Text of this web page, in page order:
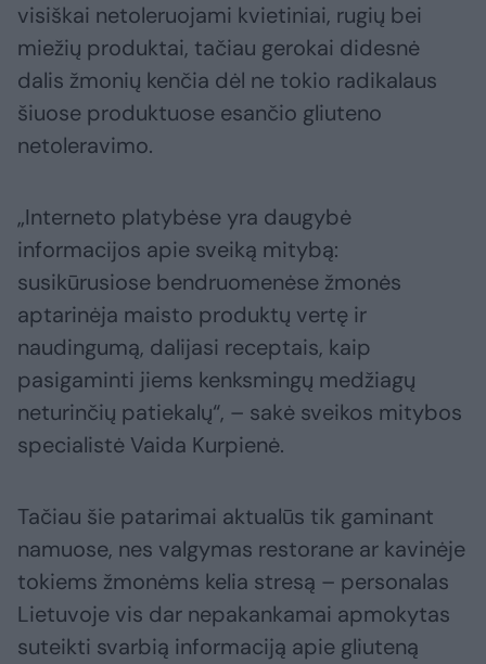
visiškai netoleruojami kvietiniai, rugių bei
miežių produktai, tačiau gerokai didesnė
dalis žmonių kenčia dėl ne tokio radikalaus
šiuose produktuose esančio gliuteno
netoleravimo.
„Interneto platybėse yra daugybė
informacijos apie sveiką mitybą:
susikūrusiose bendruomenėse žmonės
aptarinėja maisto produktų vertę ir
naudingumą, dalijasi receptais, kaip
pasigaminti jiems kenksmingų medžiagų
neturinčių patiekalų“, – sakė sveikos mitybos
specialistė Vaida Kurpienė.
Tačiau šie patarimai aktualūs tik gaminant
namuose, nes valgymas restorane ar kavinėje
tokiems žmonėms kelia stresą – personalas
Lietuvoje vis dar nepakankamai apmokytas
suteikti svarbią informaciją apie gliuteną